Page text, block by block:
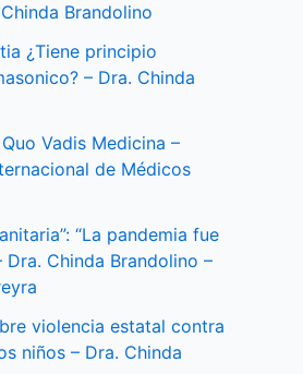
Brandolino
¿Tiene principio
– Dra. Chinda
Vadis Medicina –
de Médicos
“La pandemia fue
Dra. Chinda Brandolino –
violencia estatal contra
niños – Dra. Chinda